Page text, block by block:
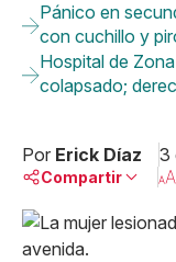
Pánico en
con cuchillo y
Hospital de
colapsado;
Por Erick Díaz 3
Compartir
Linkedin